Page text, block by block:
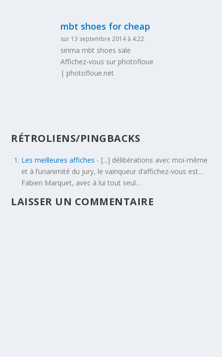
mbt shoes for cheap
sur 13 septembre 2014 à 4:22
sirima mbt shoes sale
Affichez-vous sur photofloue
| photofloue.net
RÉTROLIENS/PINGBACKS
Les meilleures affiches - [...] délibérations avec moi-même
et à l’unanimité du jury, le vainqueur d’affichez-vous est…
Fabien Marquet, avec à lui tout seul…
LAISSER UN COMMENTAIRE